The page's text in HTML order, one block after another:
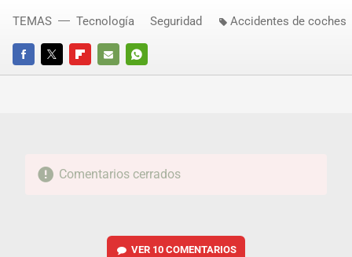
FACEBOOKTWITTERFLIPBOARD
E-
WHATSAPP
TEMAS Tecnología Seguridad Accidentes de coches
Comentarios cerrados
VER 10 COMENTARIOS